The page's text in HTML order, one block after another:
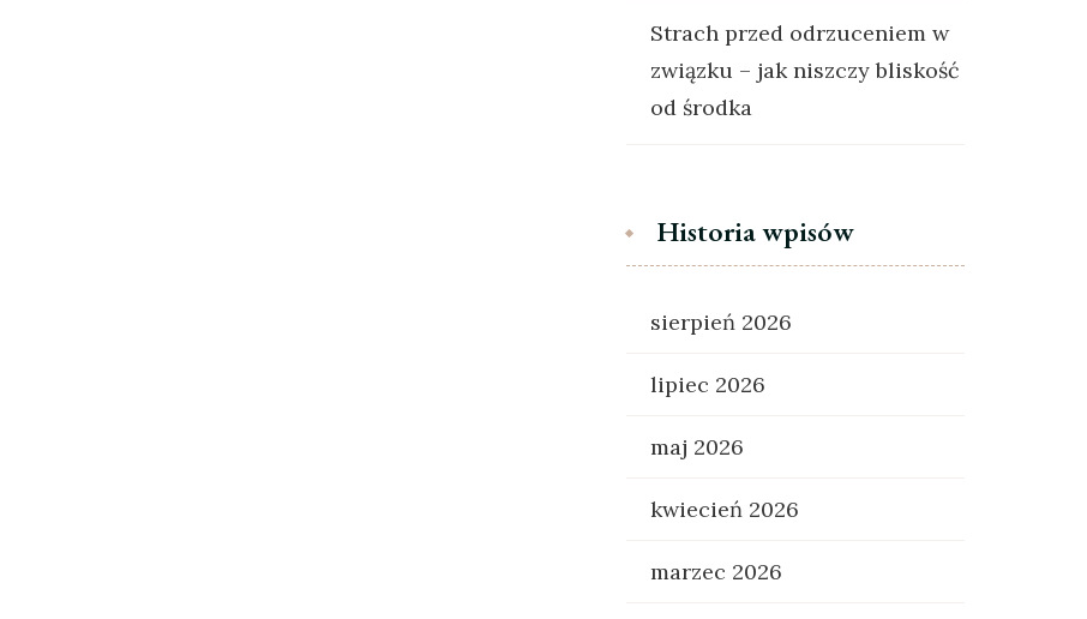
Strach przed odrzuceniem w
związku – jak niszczy bliskość
od środka
Historia wpisów
sierpień 2026
lipiec 2026
maj 2026
kwiecień 2026
marzec 2026